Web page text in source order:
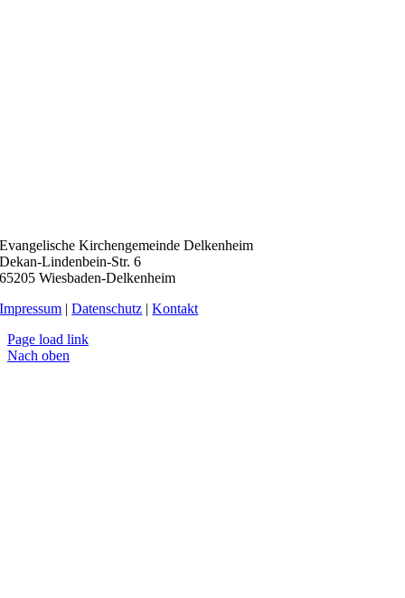
Evangelische Kirchengemeinde Delkenheim
Dekan-Lindenbein-Str. 6
65205 Wiesbaden-Delkenheim
Impressum |Datenschutz |Kontakt
Page load link
Nach oben